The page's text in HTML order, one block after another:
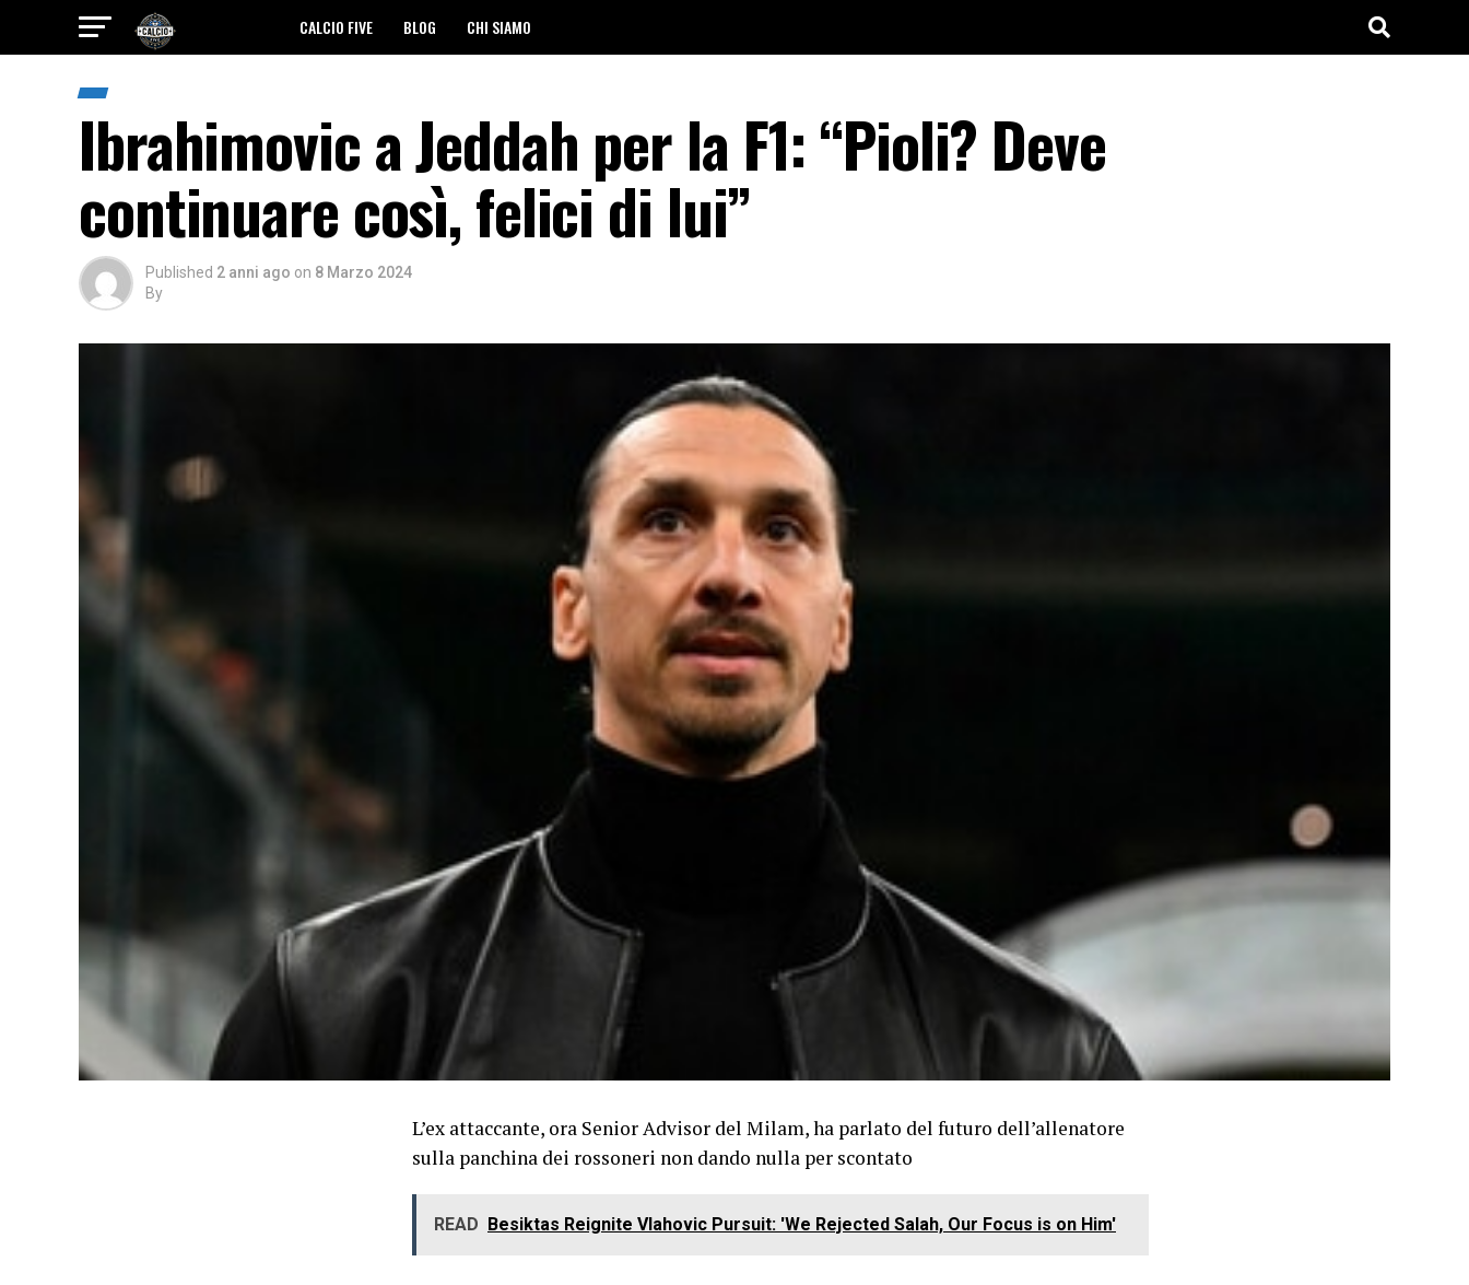
CALCIO FIVE BLOG CHI SIAMO
Ibrahimovic a Jeddah per la F1: “Pioli? Deve
continuare così, felici di lui”
Published 2 anni ago on 8 Marzo 2024
By
L’ex attaccante, ora Senior Advisor del Milam, ha parlato del futuro dell’allenatore
sulla panchina dei rossoneri non dando nulla per scontato
READ Besiktas Reignite Vlahovic Pursuit: 'We Rejected Salah, Our Focus is on Him'